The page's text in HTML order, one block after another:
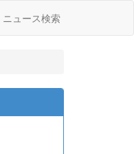
ニュース検索